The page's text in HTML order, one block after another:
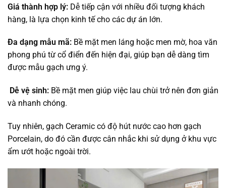
Giá thành hợp lý: Dễ tiếp cận với nhiều đối tượng khách
hàng, là lựa chọn kinh tế cho các dự án lớn.
Đa dạng mẫu mã: Bề mặt men láng hoặc men mờ, hoa văn
phong phú từ cổ điển đến hiện đại, giúp bạn dễ dàng tìm
được mẫu gạch ưng ý.
Dễ vệ sinh: Bề mặt men giúp việc lau chùi trở nên đơn giản
và nhanh chóng.
Tuy nhiên, gạch Ceramic có độ hút nước cao hơn gạch
Porcelain, do đó cần được cân nhắc khi sử dụng ở khu vực
ẩm ướt hoặc ngoài trời.